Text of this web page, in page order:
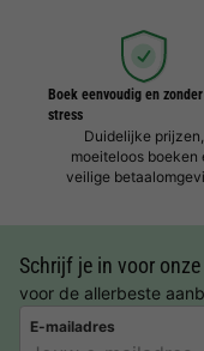
Boek eenvoudig en zonder
stress
Duidelijke prijzen,
moeiteloos boeken
veilige
Schrijf je in voor
voor de allerbeste
E-mailadres